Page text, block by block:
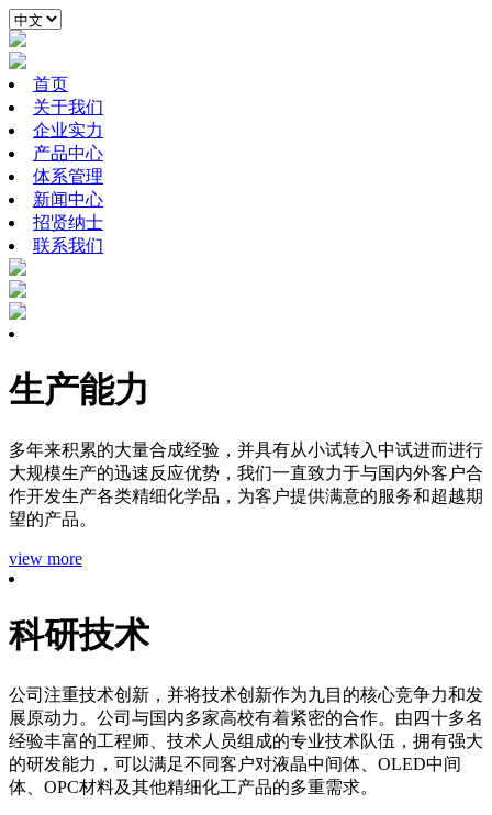
首页
关于我们
企业实力
产品中心
体系管理
新闻中心
招贤纳士
联系我们
生产能力
多年来积累的大量合成经验，并具有从小试转入中试进而进行
大规模生产的迅速反应优势，我们一直致力于与国内外客户合
作开发生产各类精细化学品，为客户提供满意的服务和超越期
望的产品。
view more
科研技术
公司注重技术创新，并将技术创新作为九目的核心竞争力和发
展原动力。公司与国内多家高校有着紧密的合作。由四十多名
经验丰富的工程师、技术人员组成的专业技术队伍，拥有强大
的研发能力，可以满足不同客户对液晶中间体、OLED中间
体、OPC材料及其他精细化工产品的多重需求。